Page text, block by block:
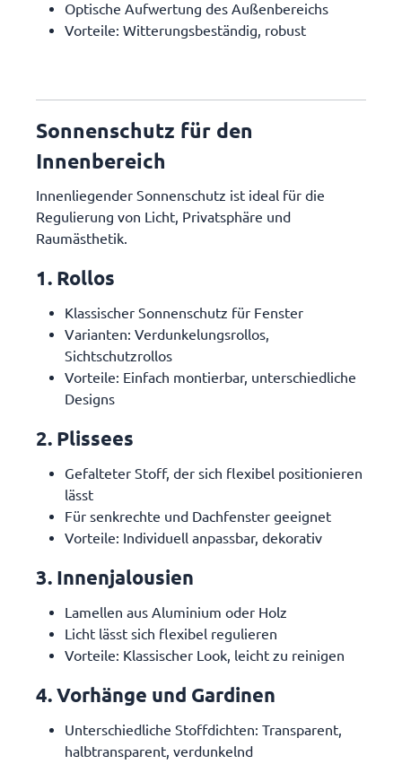
Optische Aufwertung des Außenbereichs
Vorteile: Witterungsbeständig, robust
Sonnenschutz für den
Innenbereich
Innenliegender Sonnenschutz ist ideal für die
Regulierung von Licht, Privatsphäre und
Raumästhetik.
1. Rollos
Klassischer Sonnenschutz für Fenster
Varianten: Verdunkelungsrollos,
Sichtschutzrollos
Vorteile: Einfach montierbar, unterschiedliche
Designs
2. Plissees
Gefalteter Stoff, der sich flexibel positionieren
lässt
Für senkrechte und Dachfenster geeignet
Vorteile: Individuell anpassbar, dekorativ
3. Innenjalousien
Lamellen aus Aluminium oder Holz
Licht lässt sich flexibel regulieren
Vorteile: Klassischer Look, leicht zu reinigen
4. Vorhänge und Gardinen
Unterschiedliche Stoffdichten: Transparent,
halbtransparent, verdunkelnd